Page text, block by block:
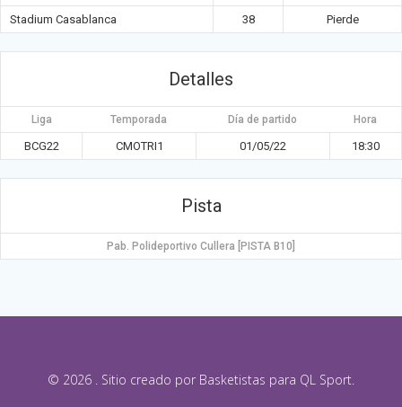
Stadium Casablanca
38 Pierde
Detalles
Liga Temporada Día de partido Hora
BCG22 CMOTRI1 01/05/22 18:30
Pista
Pab. Polideportivo Cullera [PISTA B10]
© 2026 . Sitio creado por Basketistas para QL Sport.